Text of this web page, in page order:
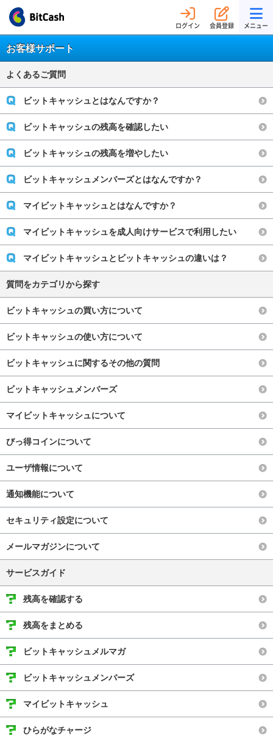
ログイン 会員登録 メニュー
お客様サポート
よくあるご質問
ビットキャッシュとはなんですか？
ビットキャッシュの残高を確認したい
ビットキャッシュの残高を増やしたい
ビットキャッシュメンバーズとはなんですか？
マイビットキャッシュとはなんですか？
マイビットキャッシュを成人向けサービスで利用したい
マイビットキャッシュとビットキャッシュの違いは？
質問をカテゴリから探す
ビットキャッシュの買い方について
ビットキャッシュの使い方について
ビットキャッシュに関するその他の質問
ビットキャッシュメンバーズ
マイビットキャッシュについて
びっ得コインについて
ユーザ情報について
通知機能について
セキュリティ設定について
メールマガジンについて
サービスガイド
残高を確認する
残高をまとめる
ビットキャッシュメルマガ
ビットキャッシュメンバーズ
マイビットキャッシュ
ひらがなチャージ